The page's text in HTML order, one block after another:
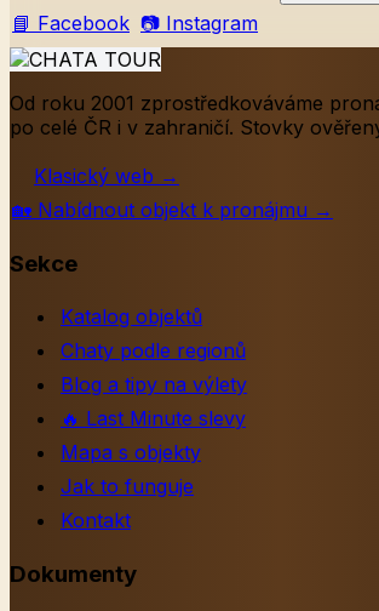
📘 Facebook 📷 Instagram
Od roku 2001 zprostředkováváme
po celé ČR i v zahraničí. Stovky
Klasický web →
🏡 Nabídnout objekt k pronájmu →
Sekce
Katalog objektů
Chaty podle regionů
Blog a tipy na výlety
🔥 Last Minute slevy
Mapa s objekty
Jak to funguje
Kontakt
Dokumenty